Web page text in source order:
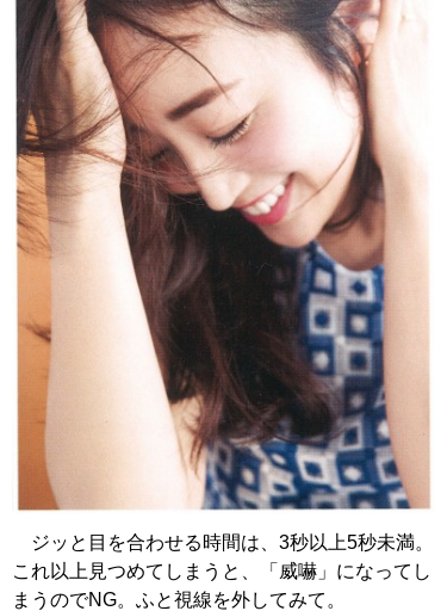
ジッと目を合わせる時間は、3秒以上5秒未満。
これ以上見つめてしまうと、「威嚇」になってし
まうのでNG。ふと視線を外してみて。